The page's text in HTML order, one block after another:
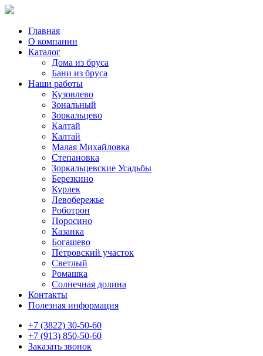
Главная
О компании
Каталог
Дома из бруса
Бани из бруса
Наши работы
Кузовлево
Зональный
Зоркальцево
Калтай
Калтай
Малая Михайловка
Степановка
Зоркальцевские Усадьбы
Березкино
Курлек
Левобережье
Роботрон
Поросино
Казанка
Богашево
Петровский участок
Светлый
Ромашка
Солнечная долина
Контакты
Полезная информация
+7 (3822) 30-50-60
+7 (913) 850-50-60
Заказать звонок